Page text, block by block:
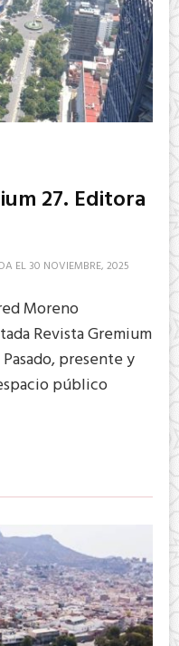
27. Editora
EL30 NOVIEMBRE, 2025
Moreno
Revista Gremium
presente y
público